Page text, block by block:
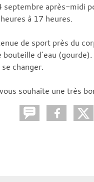
septembre après-midi
à 17 heures.
de sport près du
d’eau
changer.
souhaite une très